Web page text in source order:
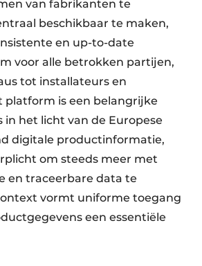
van fabrikanten te
beschikbaar te maken,
en up-to-date
voor alle betrokken partijen,
tot installateurs en
platform is een belangrijke
in het licht van de Europese
digitale productinformatie,
om steeds meer met
en traceerbare data te
vormt uniforme toegang
een essentiële